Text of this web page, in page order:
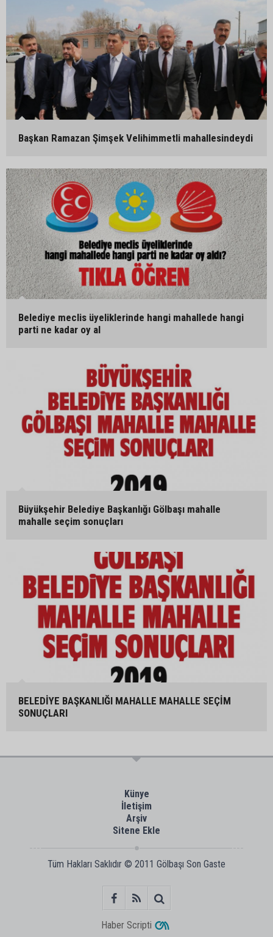
Başkan Ramazan Şimşek Velihimmetli mahallesindeydi
Belediye meclis üyeliklerinde hangi mahallede hangi
parti ne kadar oy al
Büyükşehir Belediye Başkanlığı Gölbaşı mahalle
mahalle seçim sonuçları
BELEDİYE BAŞKANLIĞI MAHALLE MAHALLE SEÇİM
SONUÇLARI
Künye
İletişim
Arşiv
Sitene Ekle
Tüm Hakları Saklıdır © 2011 Gölbaşı Son Gaste
Haber Scripti